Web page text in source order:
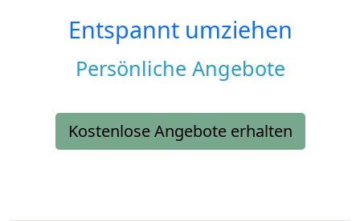
Entspannt umziehen
Persönliche Angebote
Kostenlose Angebote erhalten